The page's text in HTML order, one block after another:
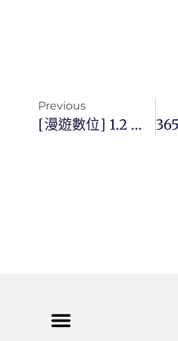
Previous
[漫遊數位] 1.2 萬條對話背後的真相：一位數位教練的 AI 進化史